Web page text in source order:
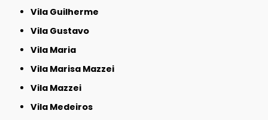
Vila Guilherme
Vila Gustavo
Vila Maria
Vila Marisa Mazzei
Vila Mazzei
Vila Medeiros